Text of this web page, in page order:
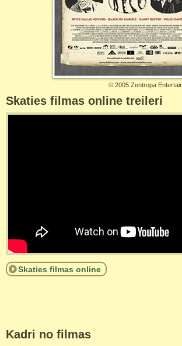
© 2005 Zentropa
Skaties filmas online treileri
Skaties filmas online
Kadri no filmas